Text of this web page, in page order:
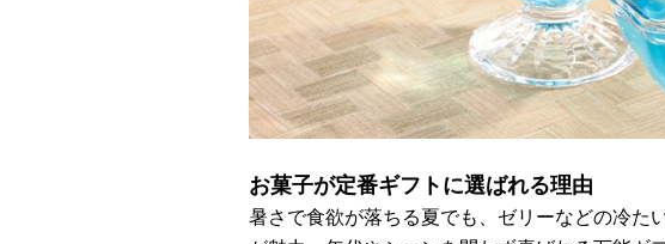
お菓子が定番ギフトに選ばれる理由
暑さで食欲が落ちる夏でも、ゼリーなどの冷た